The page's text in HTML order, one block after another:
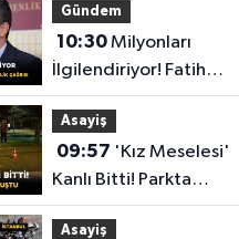
Gündem
10:30Milyonları
İlgilendiriyor! Fatih
Erbakan’dan Kademeli
Emeklilik Çağrısı
Asayiş
09:57
Kanlı Bitti! Parkta
Bıçaklar Konuştu
Asayiş